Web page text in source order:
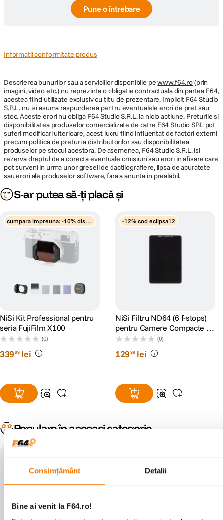
Consimțământ Detalii
Bine ai venit la F64.ro!
Pune o întrebare
Informatii conformitate produs
Descrierea bunurilor sau a serviciilor disponibile pewww.f64.ro(prin
imagini, video etc.) nu reprezinta o obligatie contractuala din partea F64,
acestea fiind utilizate exclusiv cu titlu de prezentare. Implicit F64 Studio
S.R.L. nu isi asuma raspunderea pentru eventualele erori de pret sau
stoc. Aceste erori nu obliga F64 Studio S.R.L. la nicio actiune. Preturile si
disponibilitatea produselor comercializate de catre F64 Studio SRL pot
suferi modificari ulterioare, acest lucru fiind influentat de factori externi
precum politica de preturi a distribuitorilor sau disponibilitatea
produselor pe stocul acestora. De asemenea, F64 Studio S.R.L. isi
rezerva dreptul de a corecta eventuale omisiuni sau erori in afisare care
pot surveni in urma unor greseli de dactilografiere, lipsa de acuratete
sau erori ale produselor software, fara a anunta in prealabil.
S-ar putea să-ți placă și
cumpara impreuna: -10% disco
NiSi Kit Professional pentru
seria FujiFilm X100
(0)
33999 lei
-12% cod eclipsa12
NiSi Filtru ND64 (6 f-stops)
pentru Camere Compacte si
Telefon
(0)
12999 lei
Populare în aceeași categorie
cumpara impreuna: -10% disco
cumpara impreuna: -10% disco